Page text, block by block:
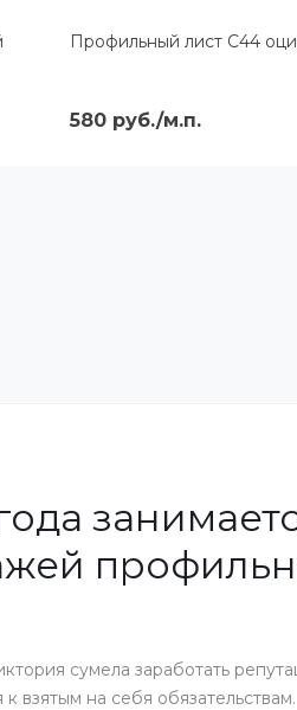
Профильный лист С44
580 руб./м.п.
сумела заработать
взятым на себя обязательствам.